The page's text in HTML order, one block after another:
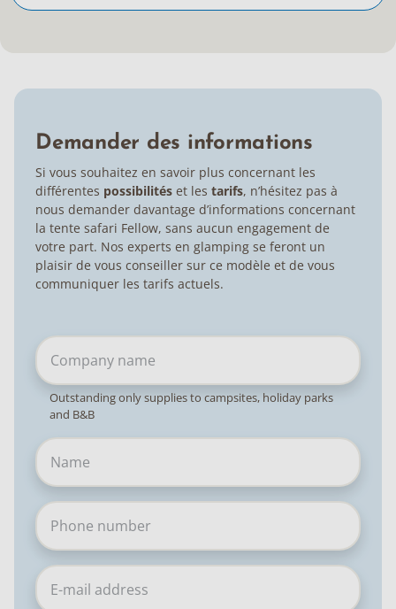
Demander des informations
Si vous souhaitez en savoir plus concernant les
différentes possibilités et les tarifs, n’hésitez pas à
nous demander davantage d’informations concernant
la tente safari Fellow, sans aucun engagement de
votre part. Nos experts en glamping se feront un
plaisir de vous conseiller sur ce modèle et de vous
communiquer les tarifs actuels.
Outstanding only supplies to campsites, holiday parks
and B&B